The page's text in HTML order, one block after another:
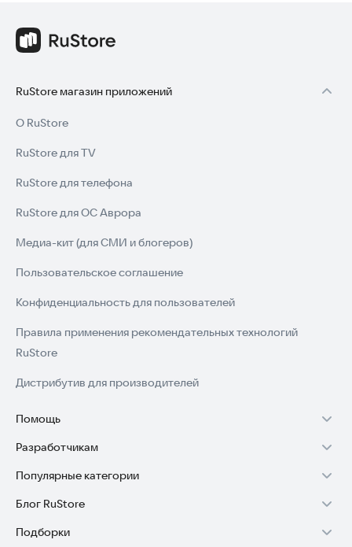
RuStore магазин приложений
О RuStore
RuStore для TV
RuStore для телефона
RuStore для ОС Аврора
Медиа-кит (для СМИ и блогеров)
Пользовательское соглашение
Конфиденциальность для пользователей
Правила применения рекомендательных технологий
RuStore
Дистрибутив для производителей
Помощь
Установка RuStore на TV
Установка RuStore на телефон
Установка RuStore в машину
Помощь пользователям RuStore
Разработчикам
Зарабатывать с RuStore
Стать разработчиком
Доступ к RuStore Консоль
Популярные категории
Игры для Android
Приложения банков
Блог RuStore
Обзоры игр для Android 2025
Подборки